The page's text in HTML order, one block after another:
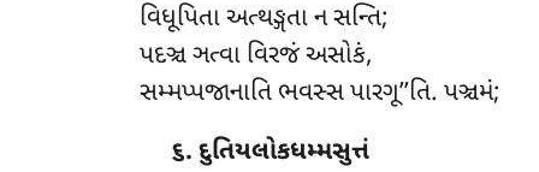
વિધૂપિતા અત્થઙ્ગતા ન સન્તિ;
પદઞ્ચ ઞત્વા વિરજં અસોકં,
સમ્મપ્પજાનાતિ ભવસ્સ પારગૂ’’તિ. પઞ્ચમં;
૬. દુતિયલોકધમ્મસુત્તં